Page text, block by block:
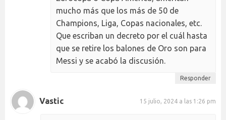
mucho más que los más de 50 de
Champions, Liga, Copas nacionales, etc.
Que escriban un decreto por el cuál hasta
que se retire los balones de Oro son para
Messi y se acabó la discusión.
Responder
Vastic 15 julio, 2024 a las 1:26 pm